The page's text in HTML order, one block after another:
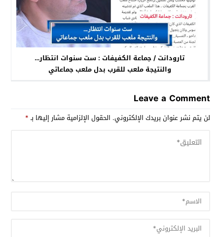
تارودانت / جماعة الكفيفات : ست سنوات انتظار…
والنتيجة ملعب للقرب بدل ملعب جماعاتي
Leave a Comment
لن يتم نشر عنوان بريدك الإلكتروني. الحقول الإلزامية مشار إليها بـ*